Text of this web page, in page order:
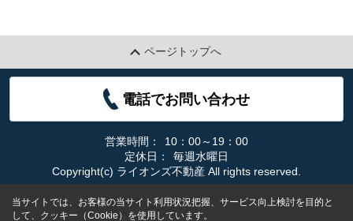
ページトップへ
電話でお問い合わせ
営業時間：
10：00～19：00
定休日：
毎週水曜日
Copyright(c) ライオンズ不動産 All rights reserved.
当サイトでは、お客様の当サイト利用状況把握、サービス向上検討を目的と
して、クッキー（Cookie）を使用しています。